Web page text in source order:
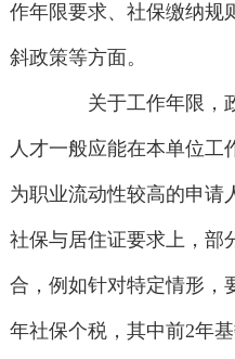
作年限要求、社保缴纳规
斜政策等方面。
关于工作年限，政
人才一般应能在本单位工
为职业流动性较高的申请
社保与居住证要求上，部
合，例如针对特定情形，
年社保个税，其中前2年